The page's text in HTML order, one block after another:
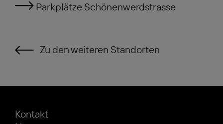
Parkplätze Schönenwerdstrasse
Zu den weiteren Standorten
Kontakt